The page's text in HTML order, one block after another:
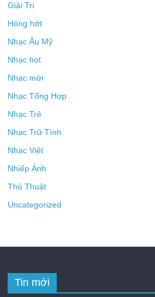
Giải Trí
Hóng hớt
Nhạc Âu Mỹ
Nhạc hot
Nhạc mới
Nhạc Tổng Hợp
Nhạc Trẻ
Nhạc Trữ Tình
Nhạc Việt
Nhiếp Ảnh
Thủ Thuật
Uncategorized
Tin mới